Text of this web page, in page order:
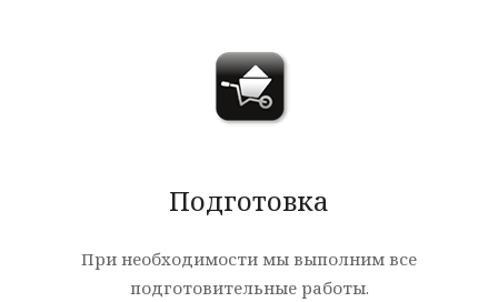
Подготовка
При необходимости мы выполним все
подготовительные работы.